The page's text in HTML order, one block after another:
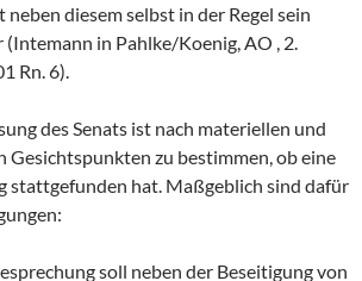
diesem selbst in der Regel sein
in Pahlke/Koenig, AO , 2.
Rn. 6).
des Senats ist nach materiellen und
Gesichtspunkten zu bestimmen, ob eine
stattgefunden hat. Maßgeblich sind dafür
soll neben der Beseitigung von